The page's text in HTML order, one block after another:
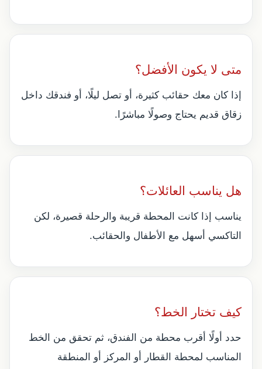
متى لا يكون الأفضل؟
إذا كان معك حقائب كثيرة، أو تصل ليلًا، أو فندقك داخل
زقاق قديم يحتاج وصولًا مباشرًا.
هل يناسب العائلات؟
يناسب إذا كانت المحطة قريبة والرحلة قصيرة، لكن
التاكسي أسهل مع الأطفال والحقائب.
كيف تختار الخط؟
حدد أولًا أقرب محطة من الفندق، ثم تحقق من الخط
المناسب لمحطة القطار أو المركز أو المنطقة